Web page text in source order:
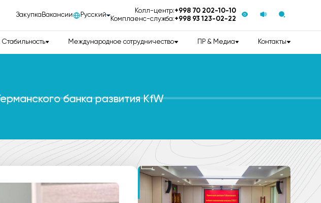
Закупка Вакансии Русский
Колл-центр:+998 70 202-10-10
Комплаенс-служба:+998 93 123-02-22
Стабильность Международное сотрудничество ПР & Медиа Контакты
банка развития KfW